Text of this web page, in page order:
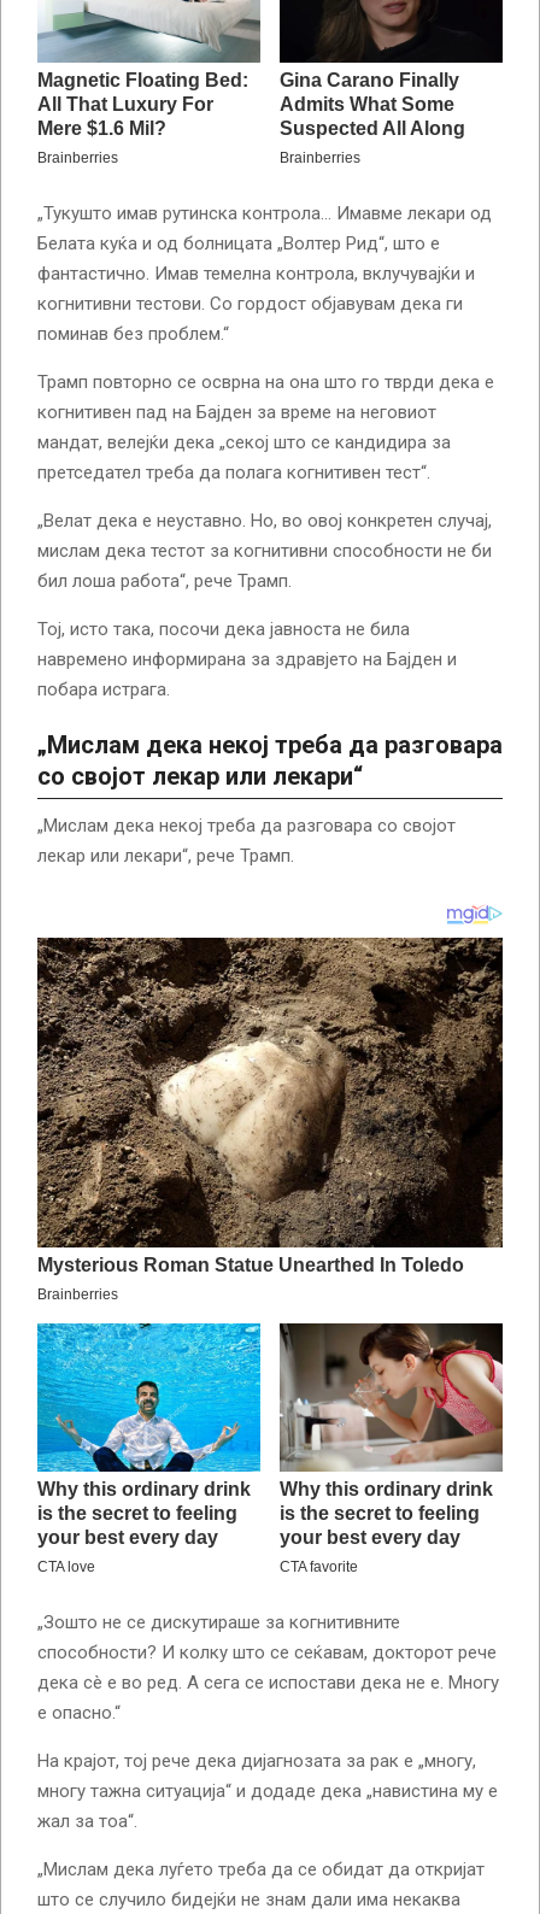
„Тукушто имав рутинска контрола… Имавме лекари од
Белата куќа и од болницата „Волтер Рид“, што е
фантастично. Имав темелна контрола, вклучувајќи и
когнитивни тестови. Со гордост објавувам дека ги
поминав без проблем.“
Трамп повторно се осврна на она што го тврди дека е
когнитивен пад на Бајден за време на неговиот
мандат, велејќи дека „секој што се кандидира за
претседател треба да полага когнитивен тест“.
„Велат дека е неуставно. Но, во овој конкретен случај,
мислам дека тестот за когнитивни способности не би
бил лоша работа“, рече Трамп.
Тој, исто така, посочи дека јавноста не била
навремено информирана за здравјето на Бајден и
побара истрага.
„Мислам дека некој треба да разговара
со својот лекар или лекари“
„Мислам дека некој треба да разговара со својот
лекар или лекари“, рече Трамп.
„Зошто не се дискутираше за когнитивните
способности? И колку што се сеќавам, докторот рече
дека сè е во ред. А сега се испостави дека не е. Многу
е опасно.“
На крајот, тој рече дека дијагнозата за рак е „многу,
многу тажна ситуација“ и додаде дека „навистина му е
жал за тоа“.
„Мислам дека луѓето треба да се обидат да откријат
што се случило бидејќи не знам дали има некаква